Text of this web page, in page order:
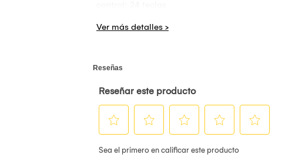
Modelo de Juego: Bluetooth